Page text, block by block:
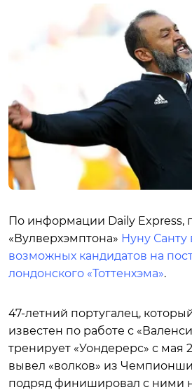
По информации Daily Express,
«Вулверхэмптона» Нуну Санту
возможных кандидатов на
лондонского «Тоттенхэма».
47-летний португалец,
известен по работе с
тренирует «Уондерерс» с мая
вывел «волков» из
подряд финишировал с ними